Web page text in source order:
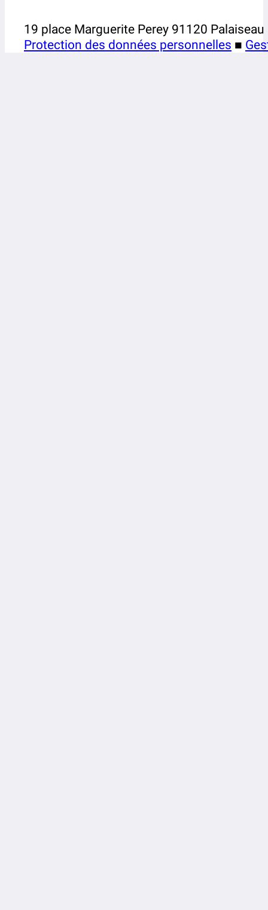
19 place Marguerite Perey 91120
Protection des données personnelles ■